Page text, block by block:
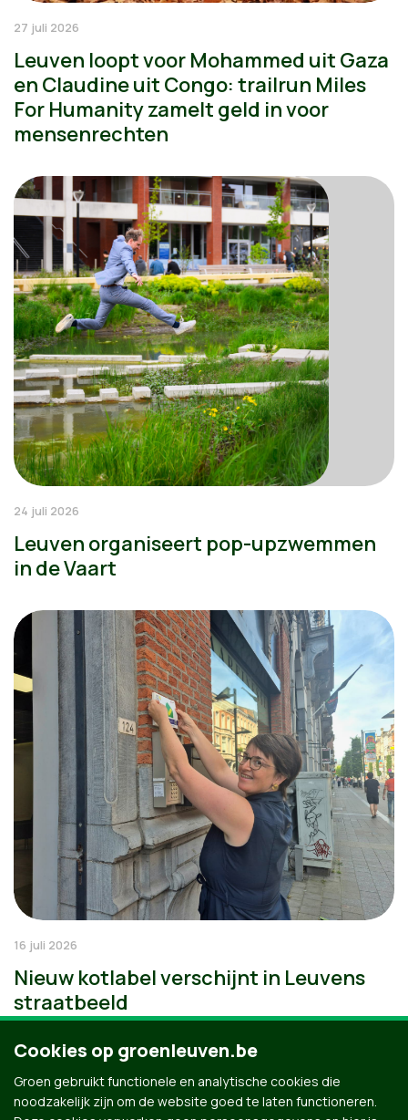
27 juli 2026
Leuven loopt voor Mohammed uit Gaza
en Claudine uit Congo: trailrun Miles
For Humanity zamelt geld in voor
mensenrechten
24 juli 2026
Leuven organiseert pop-upzwemmen
in de Vaart
16 juli 2026
Nieuw kotlabel verschijnt in Leuvens
straatbeeld
Cookies op groenleuven.be
Groen gebruikt functionele en analytische cookies die
noodzakelijk zijn om de website goed te laten functioneren.